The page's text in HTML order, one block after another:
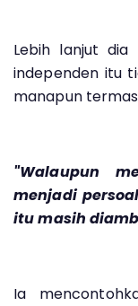
Lebih lanjut
independen itu
manapun
"Walaupun
menjadi
itu masih
Ia